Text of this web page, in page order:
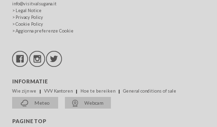
info@visitvalsugana.it
> Legal Notice
> Privacy Policy
>Cookie Policy
>Aggiorna preferenze Cookie
INFORMATIE
Wie zijn we VVV Kantoren Hoe te bereiken General conditions of sale
Meteo Webcam
PAGINE TOP